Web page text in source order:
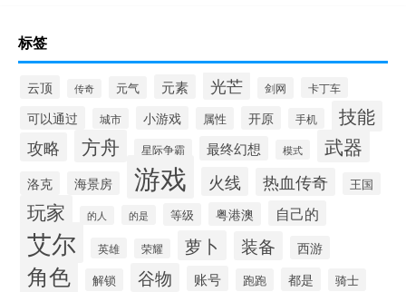
标签
云顶 传奇 元气 元素 光芒 剑网 卡丁车
可以通过 城市 小游戏 属性 开原 手机 技能
攻略 方舟 星际争霸 最终幻想 模式 武器
洛克 海景房 游戏 火线 热血传奇 王国
玩家 的人 的是 等级 粤港澳 自己的
艾尔 英雄 荣耀 萝卜 装备 西游
角色 解锁 谷物 账号 跑跑 都是 骑士